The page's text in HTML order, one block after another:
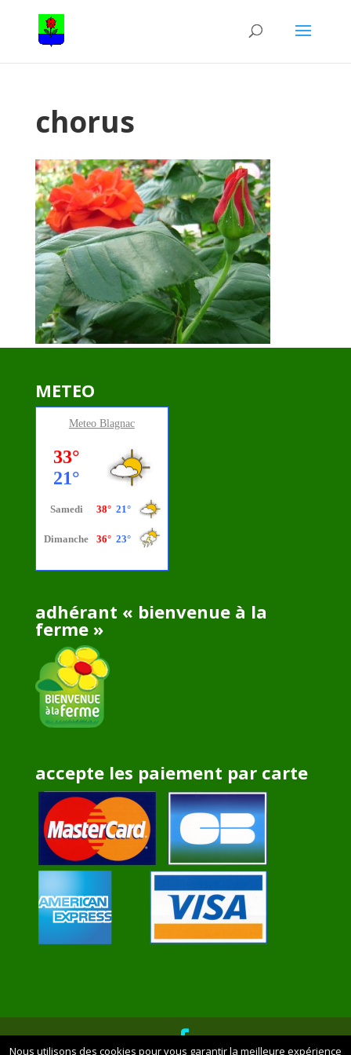
chorus
METEO
Meteo Blagnac
adhérant « bienvenue à la
ferme »
accepte les paiement par carte
Nous utilisons des cookies pour vous garantir la meilleure expérience